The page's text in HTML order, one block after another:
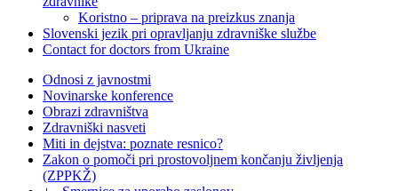
Koristno – priprava na preizkus znanja
Slovenski jezik pri opravljanju zdravniške službe
Contact for doctors from Ukraine
Odnosi z javnostmi
Novinarske konference
Obrazi zdravništva
Zdravniški nasveti
Miti in dejstva: poznate resnico?
Zakon o pomoči pri prostovoljnem končanju življenja
(ZPPKŽ)